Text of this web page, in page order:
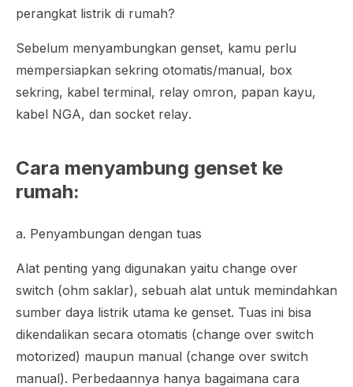
perangkat listrik di rumah?
Sebelum menyambungkan genset, kamu perlu
mempersiapkan sekring otomatis/manual, box
sekring, kabel terminal, relay omron, papan kayu,
kabel NGA, dan socket relay.
Cara menyambung genset ke
rumah:
a. Penyambungan dengan tuas
Alat penting yang digunakan yaitu change over
switch (ohm saklar), sebuah alat untuk memindahkan
sumber daya listrik utama ke genset. Tuas ini bisa
dikendalikan secara otomatis (change over switch
motorized) maupun manual (change over switch
manual). Perbedaannya hanya bagaimana cara